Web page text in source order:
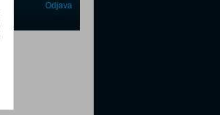
Odjava